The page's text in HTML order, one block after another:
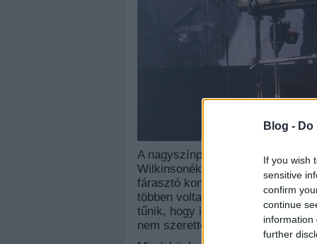
Blog -
If you wish
sensitive
confirm
continue
information
further
A nagyszínpadon utánuk fellépett
Wilkinsonék tökéletes ellentétét
fárasztó koncertet adtak, de hát
többen voltak rájuk kíváncsiak,
tűnik, hogy ilyen pocsék
nem szerettek.